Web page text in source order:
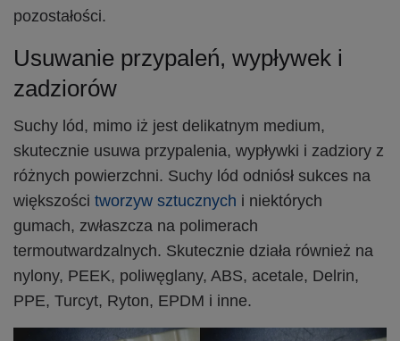
pozostałości.
Usuwanie przypaleń, wypływek i
zadziorów
Suchy lód, mimo iż jest delikatnym medium,
skutecznie usuwa przypalenia, wypływki i zadziory z
różnych powierzchni. Suchy lód odniósł sukces na
większości tworzyw sztucznych i niektórych
gumach, zwłaszcza na polimerach
termoutwardzalnych. Skutecznie działa również na
nylony, PEEK, poliwęglany, ABS, acetale, Delrin,
PPE, Turcyt, Ryton, EPDM i inne.